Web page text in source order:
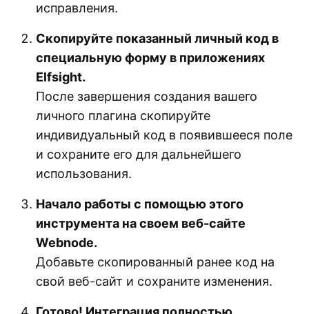
исправления.
Скопируйте показанный личный код в
специальную форму в приложениях
Elfsight.
После завершения создания вашего
личного плагина скопируйте
индивидуальный код в появившееся поле
и сохраните его для дальнейшего
использования.
Начало работы с помощью этого
инструмента на своем веб-сайте
Webnode.
Добавьте скопированный ранее код на
свой веб-сайт и сохраните изменения.